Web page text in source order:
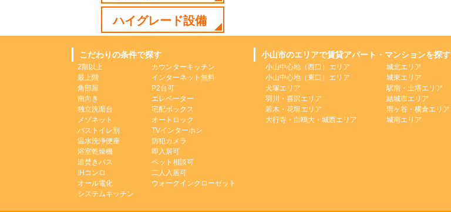
ハイグレード設備
こだわりの条件で探す
2階以上
最上階
角部屋
南向き
独立洗面台
メゾネット
バストイレ別
温水洗浄便座
浴室乾燥機
追焚きバス
IHコンロ
オール電化
システムキッチン
カウンターキッチン
インターネット無料
P2台可
エレベーター
宅配ボックス
オートロック
TVインターホン
防犯カメラ
即入居可
ペット相談可
二人入居可
ウォークインクローゼット
小山市のエリアで賃貸アパート・マンションを探す
小山中心地（西口）エリア
小山中心地（東口）エリア
犬塚エリア
羽川・喜沢エリア
若木・花垣エリア
大行寺・白鴎大・城西エリア
城北エリア
城東エリア
駅南・土塔エリア
結城市エリア
雨ヶ谷・横倉エリア
城南エリア